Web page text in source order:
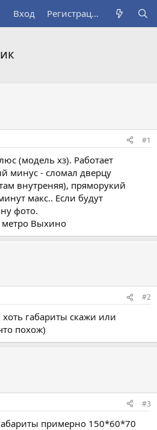
Вход Регистрация
#1
(модель хз). Работает
минус - сломал дверцу
внутреняя), пряморукий
макс.. Если будут
фото.
метро Выхино
#2
габариты скажи или
похож)
#3
примерно 150*60*70